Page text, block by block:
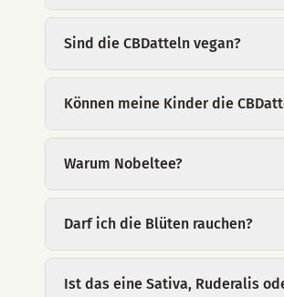
Sind die CBDatteln vegan?
Können meine Kinder die
Warum Nobeltee?
Darf ich die Blüten rauchen?
Ist das eine Sativa, Ruderalis